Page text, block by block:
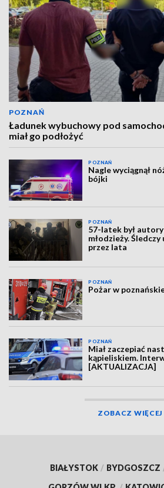
POZNAŃ
Ładunek wybuchowy pod
miał go podłożyć
POZNAŃ
Nagle wyciągnął
bójki
POZNAŃ
57-latek był
młodzieży.
przez lata
POZNAŃ
Pożar w
POZNAŃ
Miał zaczepiać
kąpieliskiem.
[AKTUALIZACJA]
ZOBACZ WIĘCEJ
BIAŁYSTOK / BYDGOSZCZ